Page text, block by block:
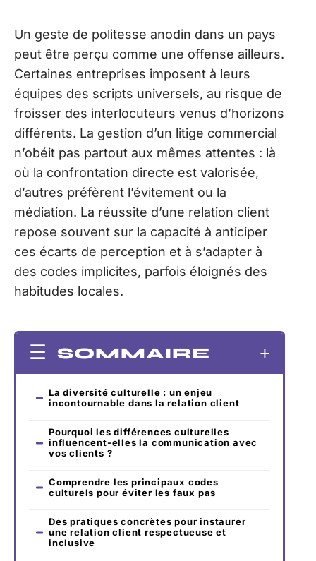
Un geste de politesse anodin dans un pays
peut être perçu comme une offense ailleurs.
Certaines entreprises imposent à leurs
équipes des scripts universels, au risque de
froisser des interlocuteurs venus d’horizons
différents. La gestion d’un litige commercial
n’obéit pas partout aux mêmes attentes : là
où la confrontation directe est valorisée,
d’autres préfèrent l’évitement ou la
médiation. La réussite d’une relation client
repose souvent sur la capacité à anticiper
ces écarts de perception et à s’adapter à
des codes implicites, parfois éloignés des
habitudes locales.
SOMMAIRE
La diversité culturelle : un enjeu
incontournable dans la relation client
Pourquoi les différences culturelles
influencent-elles la communication avec
vos clients ?
Comprendre les principaux codes
culturels pour éviter les faux pas
Des pratiques concrètes pour instaurer
une relation client respectueuse et
inclusive